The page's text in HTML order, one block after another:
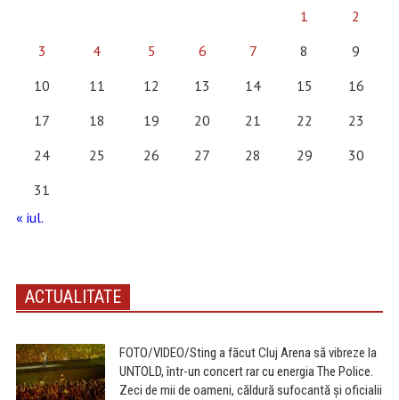
1
2
3
4 5 6 7 8
9
10
11 12 13 14 15
16
17
18 19 20 21 22
23
24
25 26 27 28 29
30
31
« iul.
ACTUALITATE
FOTO/VIDEO/Sting a făcut Cluj Arena să vibreze la
UNTOLD, într-un concert rar cu energia The Police.
Zeci de mii de oameni, căldură sufocantă și oficialii